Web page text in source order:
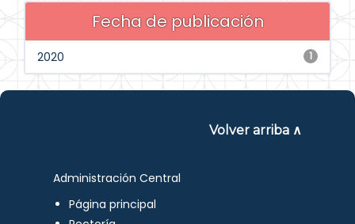
Fecha de publicación
1
2020
Volver arriba ∧
Administración Central
Página principal